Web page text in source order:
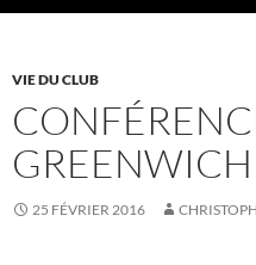
VIE DU CLUB
GREENWICH
25 FÉVRIER 2016